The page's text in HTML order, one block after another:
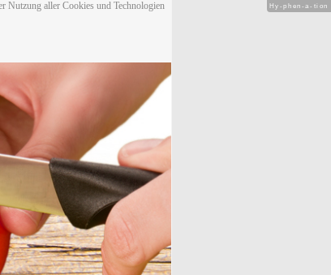
Nutzung aller Cookies und Technologien
Hy-phen-a-tion